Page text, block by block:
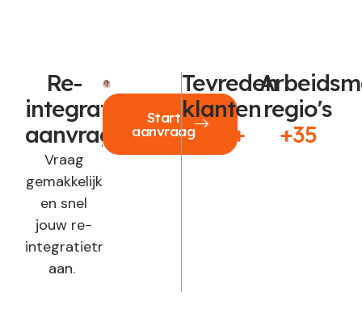
Re-
integratie
aanvragen?
Vraag
gemakkelijk
en snel
jouw re-
integratietraject
aan.
Start
aanvraag
Tevreden
klanten
250+
regio's
+35